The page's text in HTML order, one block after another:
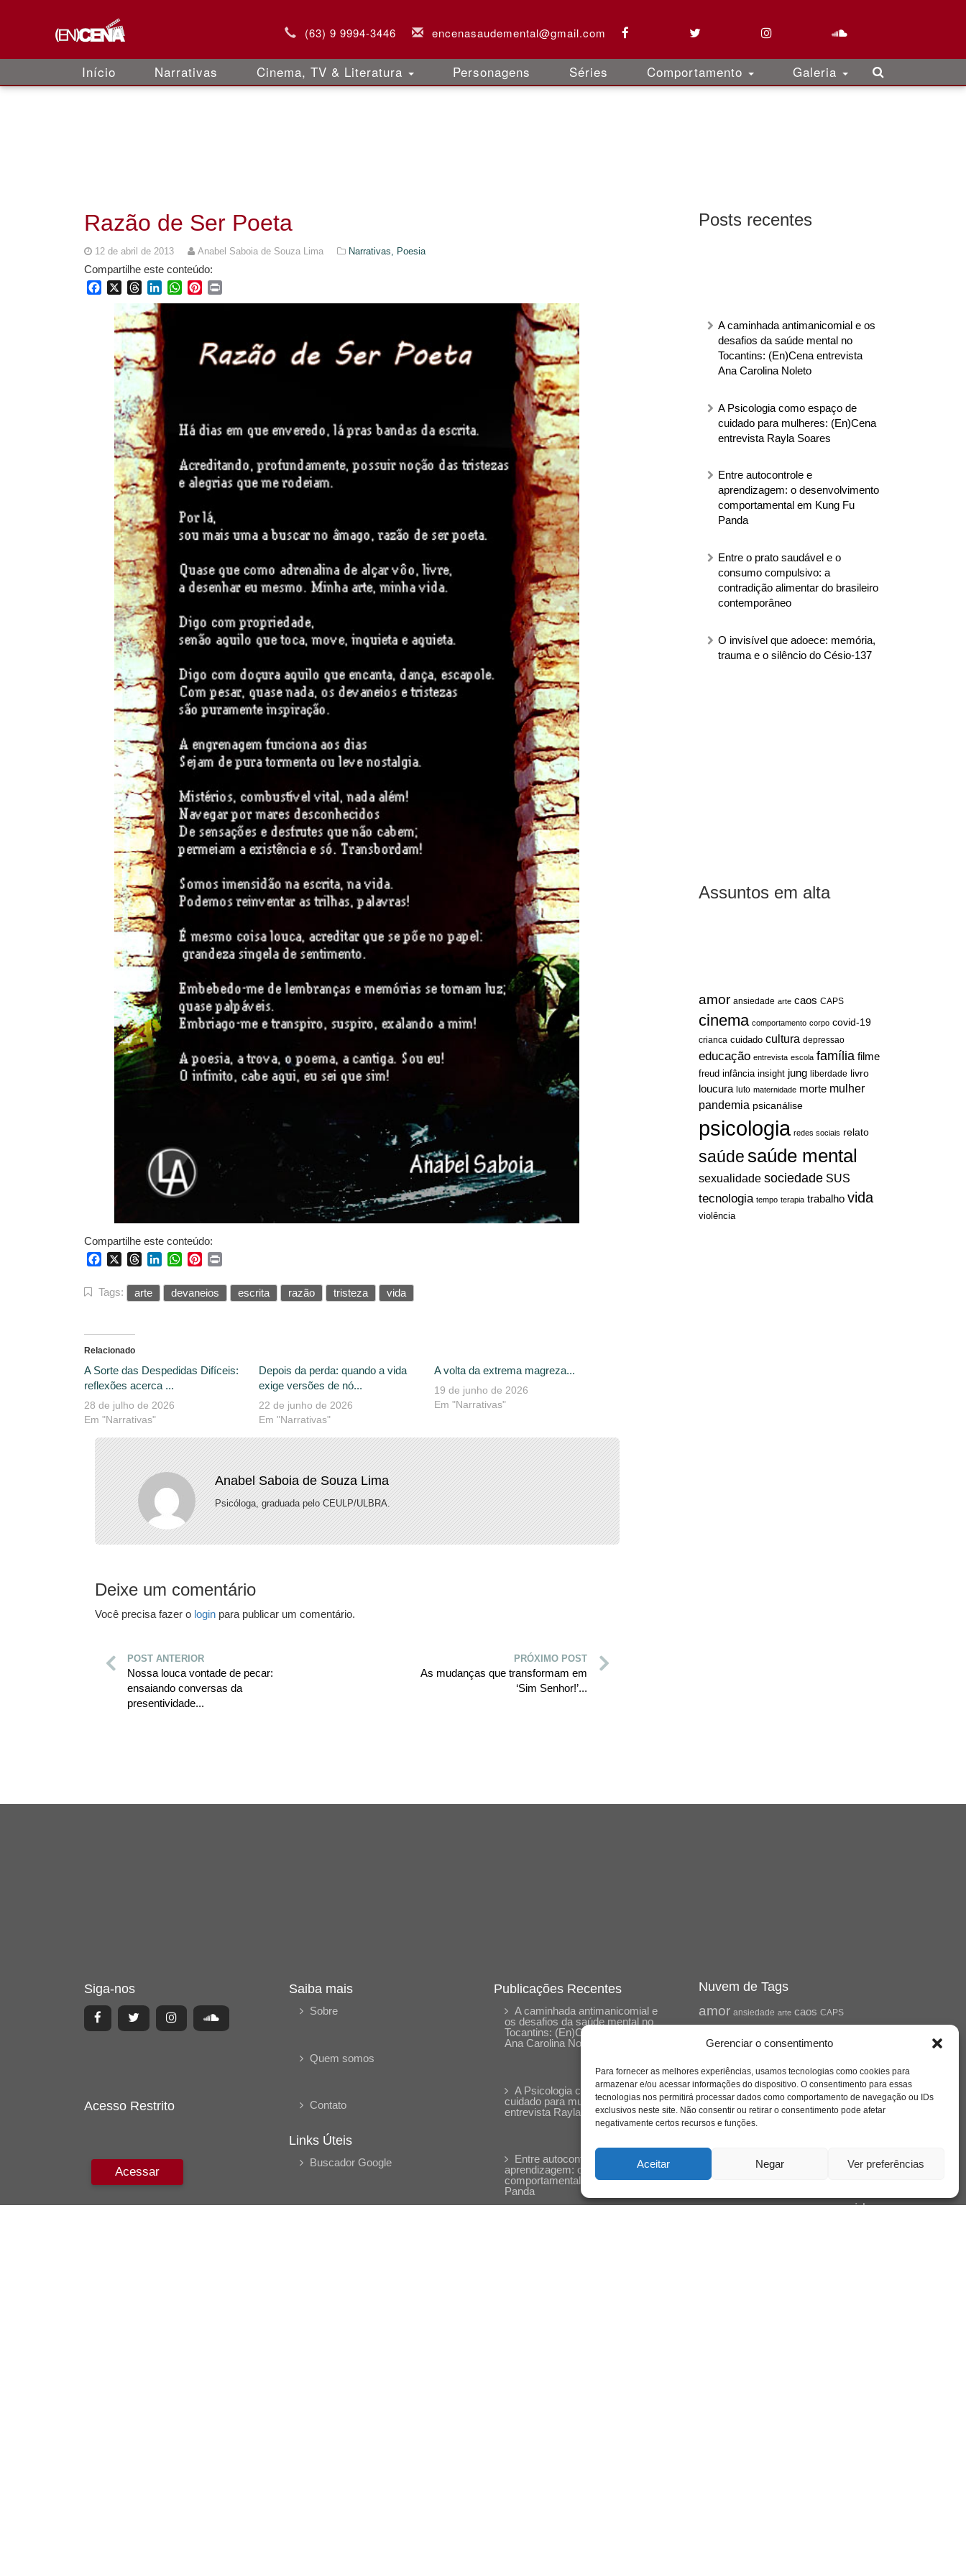
Gerenciar o consentimento
Para fornecer as melhores experiências, usamos tecnologias como cookies para
armazenar e/ou acessar informações do dispositivo. O consentimento para essas
tecnologias nos permitirá processar dados como comportamento de navegação ou IDs
exclusivos neste site. Não consentir ou retirar o consentimento pode afetar
negativamente certos recursos e funções.
Aceitar Negar Ver preferências
(63) 9 9994-3446 encenasaudemental@gmail.com
Início Narrativas Cinema, TV & Literatura Personagens Séries Comportamento Galeria
Posts recentes
A caminhada antimanicomial e os
desafios da saúde mental no
Tocantins: (En)Cena entrevista
Ana Carolina Noleto
A Psicologia como espaço de
cuidado para mulheres: (En)Cena
entrevista Rayla Soares
Entre autocontrole e
aprendizagem: o desenvolvimento
comportamental em Kung Fu
Panda
Entre o prato saudável e o
consumo compulsivo: a
contradição alimentar do brasileiro
contemporâneo
O invisível que adoece: memória,
trauma e o silêncio do Césio-137
Assuntos em alta
amor ansiedade arte caos CAPS
cinema comportamento corpo covid-19
crianca cuidado cultura depressao
educação entrevista escola família filme
freud infância insight jung liberdade livro
loucura luto maternidade morte mulher
pandemia psicanálise
psicologia redes sociais relato
saúdesaúde mental
sexualidade sociedade SUS
tecnologia tempo terapia trabalho vida
violência
Razão de Ser Poeta
12 de abril de 2013 Anabel Saboia de Souza Lima Narrativas, Poesia
Compartilhe este conteúdo:
FacebookThreadsLinkedInWhatsApp
Pinterest
Compartilhe este conteúdo:
FacebookThreadsLinkedInWhatsApp
Pinterest
Tags: arte devaneios escrita razão tristeza vida
Relacionado
A Sorte das Despedidas Difíceis:
reflexões acerca ...
28 de julho de 2026
Em "Narrativas"
Depois da perda: quando a vida
exige versões de nó...
22 de junho de 2026
Em "Narrativas"
A volta da extrema magreza...
19 de junho de 2026
Em "Narrativas"
Anabel Saboia de Souza Lima
Psicóloga, graduada pelo CEULP/ULBRA.
Deixe um comentário
Você precisa fazer o login para publicar um comentário.
POST ANTERIOR
Nossa louca vontade de pecar:
ensaiando conversas da
presentividade...
PRÓXIMO POST
As mudanças que transformam em
‘Sim Senhor!’...
Siga-nos
Acesso Restrito
Acessar
Saiba mais
Sobre
Quem somos
Contato
Links Úteis
Buscador Google
Publicações Recentes
A caminhada antimanicomial e
os desafios da saúde mental no
Tocantins: (En)Cena entrevista
Ana Carolina Noleto
A Psicologia como espaço de
cuidado para mulheres: (En)Cena
entrevista Rayla Soares
Entre autocontrole e
aprendizagem: o desenvolvimento
comportamental em Kung Fu
Panda
Nuvem de Tags
amor ansiedade arte caos CAPS
cultura
educação entrevista escola família filme
freud infância insight jung liberdade livro
loucura luto maternidade morte mulher
pandemia psicanálise
saúde mental
tecnologia vida